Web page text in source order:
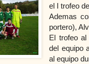
el I trofeo
Ademas
portero),
El trofeo al
del equipo
al equipo